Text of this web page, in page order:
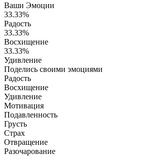
Ваши Эмоции
33.33%
Радость
33.33%
Восхищение
33.33%
Удивление
Поделись своими эмоциями
Радость
Восхищение
Удивление
Мотивация
Подавленность
Грусть
Страх
Отвращение
Разочарование